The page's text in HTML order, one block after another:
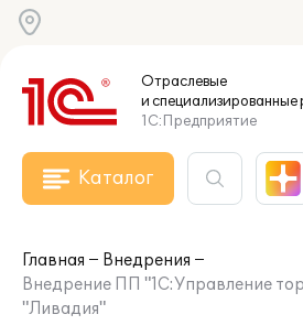
Отраслевые
и специализированные
1С:Предприятие
Каталог
Главная
Внедрения
Внедрение ПП "1С:Управление
"Ливадия"